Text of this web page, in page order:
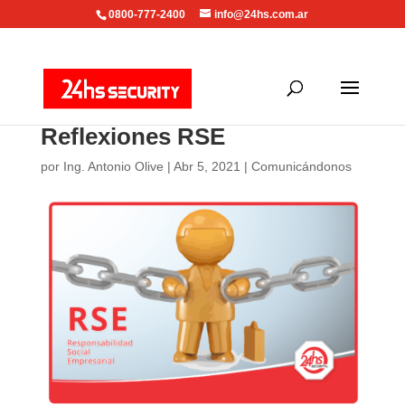
0800-777-2400 info@24hs.com.ar
Reflexiones RSE
por Ing. Antonio Olive | Abr 5, 2021 | Comunicándonos